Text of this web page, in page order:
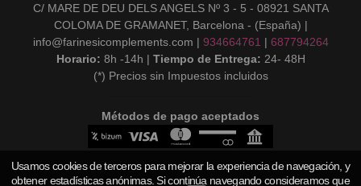
C/ MARE DE DEU DELS ANGELS Nº 3 - 5 - 08921 SANTA
COLOMA DE GRAMANET, Barcelona - (España) |
info@farinesicomplements.com | 934664761 | 687794264
Horario: 8h -14h | Tiempo de Entrega: 24- 48H
(*) Precios sin Impuestos incluidos
Métodos de pago aceptados
Usamos cookies de terceros para mejorar la experiencia de navegación, y
obtener estadísticas anónimas. Si continúa navegando consideramos que